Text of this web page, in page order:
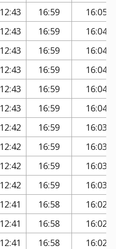
12:43 16:59
16:05
12:43 16:59
16:04
12:43 16:59
16:04
12:43 16:59
16:04
12:43 16:59
16:04
12:43 16:59
16:04
12:42 16:59
16:03
12:42 16:59
16:03
12:42 16:59
16:03
12:42 16:59
16:03
12:41 16:58
16:02
12:41 16:58
16:02
12:41 16:58
16:02